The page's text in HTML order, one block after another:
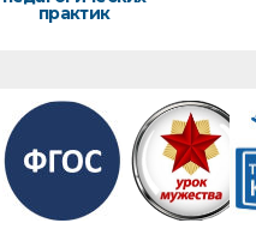
практик